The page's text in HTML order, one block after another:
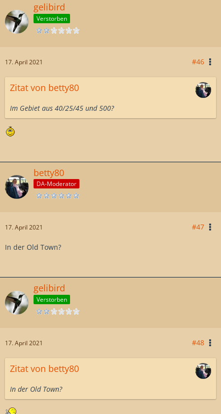
gelibird
Verstorben
17. April 2021 #46
Zitat von betty80
Im Gebiet aus 40/25/45 und 500?
betty80
DA-Moderator
17. April 2021 #47
In der Old Town?
gelibird
Verstorben
17. April 2021 #48
Zitat von betty80
In der Old Town?